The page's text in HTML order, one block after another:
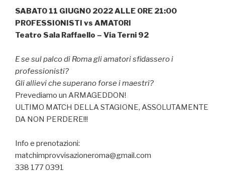
SABATO 11 GIUGNO 2022 ALLE ORE 21:00
PROFESSIONISTI vs AMATORI
Teatro Sala Raffaello – Via Terni 92
E se sul palco di Roma gli amatori sfidassero i
professionisti?
Gli allievi che superano forse i maestri?
Prevediamo un ARMAGEDDON!
ULTIMO MATCH DELLA STAGIONE, ASSOLUTAMENTE
DA NON PERDERE!!!
Info e prenotazioni:
matchimprovvisazioneroma@gmail.com
338 177 0391